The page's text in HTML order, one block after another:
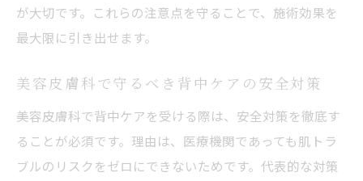
が大切です。これらの注意点を守ることで、施術効果を
最大限に引き出せます。
美容皮膚科で守るべき背中ケアの安全対策
美容皮膚科で背中ケアを受ける際は、安全対策を徹底す
ることが必須です。理由は、医療機関であっても肌トラ
ブルのリスクをゼロにできないためです。代表的な対策